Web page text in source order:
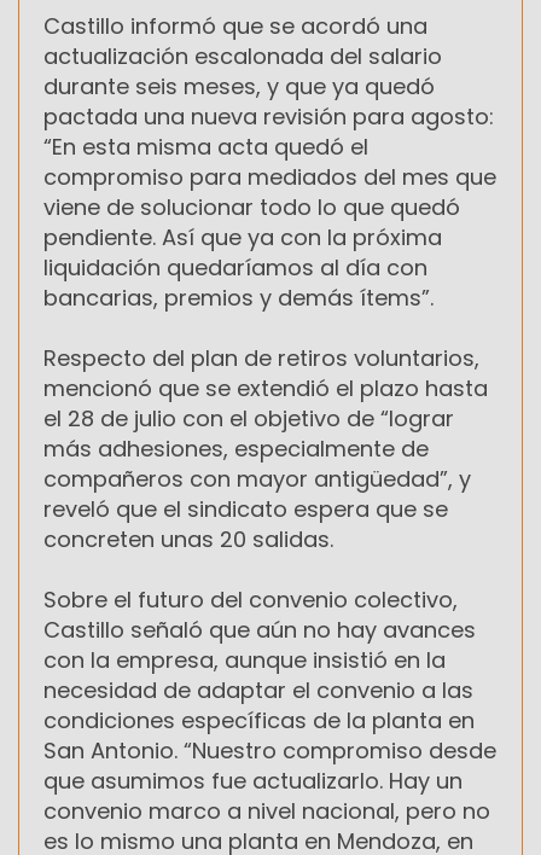
Castillo informó que se acordó una
actualización escalonada del salario
durante seis meses, y que ya quedó
pactada una nueva revisión para agosto:
“En esta misma acta quedó el
compromiso para mediados del mes que
viene de solucionar todo lo que quedó
pendiente. Así que ya con la próxima
liquidación quedaríamos al día con
bancarias, premios y demás ítems”.
Respecto del plan de retiros voluntarios,
mencionó que se extendió el plazo hasta
el 28 de julio con el objetivo de “lograr
más adhesiones, especialmente de
compañeros con mayor antigüedad”, y
reveló que el sindicato espera que se
concreten unas 20 salidas.
Sobre el futuro del convenio colectivo,
Castillo señaló que aún no hay avances
con la empresa, aunque insistió en la
necesidad de adaptar el convenio a las
condiciones específicas de la planta en
San Antonio. “Nuestro compromiso desde
que asumimos fue actualizarlo. Hay un
convenio marco a nivel nacional, pero no
es lo mismo una planta en Mendoza, en